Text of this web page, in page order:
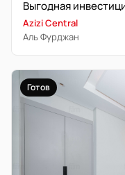
Azizi Central
Аль Фурджан
Готов